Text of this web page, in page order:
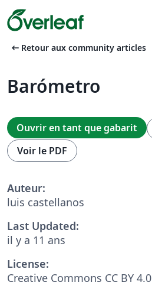
arrow_left_alt Retour aux community articles
Barómetro
Ouvrir en tant que gabarit
Voir le PDF
Auteur:
luis castellanos
Last Updated:
il y a 11 ans
License:
Creative Commons CC BY 4.0